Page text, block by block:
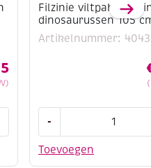
Filzinie viltpakket
dinosaurussen 105
Artikelnummer:
Toevoegen
-
slinger